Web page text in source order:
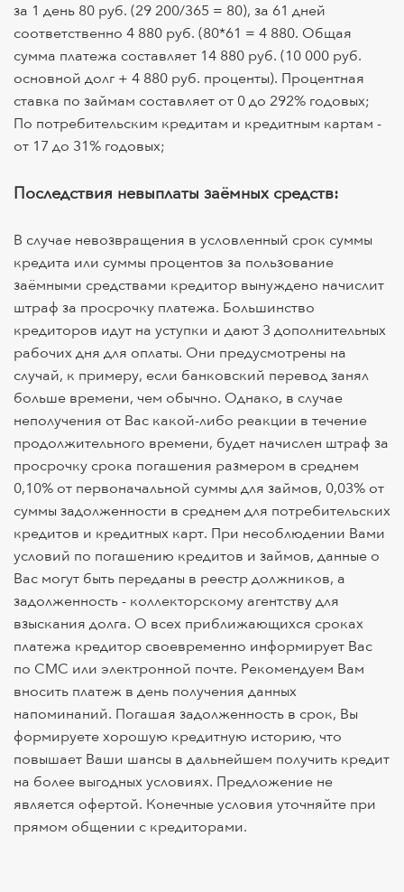
за 1 день 80 руб. (29 200/365 = 80), за 61 дней
соответственно 4 880 руб. (80*61 = 4 880. Общая
сумма платежа составляет 14 880 руб. (10 000 руб.
основной долг + 4 880 руб. проценты). Процентная
ставка по займам составляет от 0 до 292% годовых;
По потребительским кредитам и кредитным картам -
от 17 до 31% годовых;
Последствия невыплаты заёмных средств:
В случае невозвращения в условленный срок суммы
кредита или суммы процентов за пользование
заёмными средствами кредитор вынуждено начислит
штраф за просрочку платежа. Большинство
кредиторов идут на уступки и дают 3 дополнительных
рабочих дня для оплаты. Они предусмотрены на
случай, к примеру, если банковский перевод занял
больше времени, чем обычно. Однако, в случае
неполучения от Вас какой-либо реакции в течение
продолжительного времени, будет начислен штраф за
просрочку срока погашения размером в среднем
0,10% от первоначальной суммы для займов, 0,03% от
суммы задолженности в среднем для потребительских
кредитов и кредитных карт. При несоблюдении Вами
условий по погашению кредитов и займов, данные о
Вас могут быть переданы в реестр должников, а
задолженность - коллекторскому агентству для
взыскания долга. О всех приближающихся сроках
платежа кредитор своевременно информирует Вас
по СМС или электронной почте. Рекомендуем Вам
вносить платеж в день получения данных
напоминаний. Погашая задолженность в срок, Вы
формируете хорошую кредитную историю, что
повышает Ваши шансы в дальнейшем получить кредит
на более выгодных условиях. Предложение не
является офертой. Конечные условия уточняйте при
прямом общении с кредиторами.